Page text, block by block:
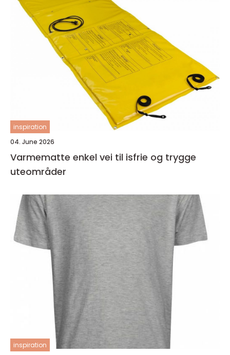
inspiration
04. June 2026
Varmematte enkel vei til isfrie og trygge
uteområder
inspiration